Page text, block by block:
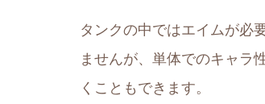
タンクの中ではエイムが必
ませんが、単体でのキャラ
くこともできます。